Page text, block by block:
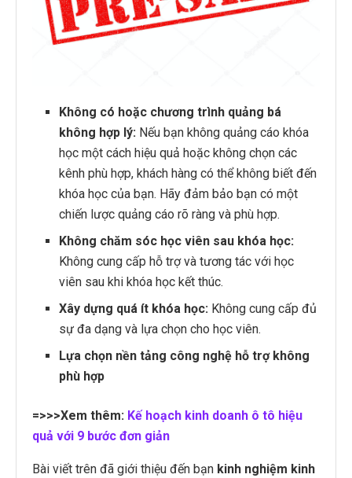
Không có hoặc chương trình quảng bá
không hợp lý: Nếu bạn không quảng cáo khóa
học một cách hiệu quả hoặc không chọn các
kênh phù hợp, khách hàng có thể không biết đến
khóa học của bạn. Hãy đảm bảo bạn có một
chiến lược quảng cáo rõ ràng và phù hợp.
Không chăm sóc học viên sau khóa học:
Không cung cấp hỗ trợ và tương tác với học
viên sau khi khóa học kết thúc.
Xây dựng quá ít khóa học: Không cung cấp đủ
sự đa dạng và lựa chọn cho học viên.
Lựa chọn nền tảng công nghệ hỗ trợ không
phù hợp
=>>>Xem thêm: Kế hoạch kinh doanh ô tô hiệu
quả với 9 bước đơn giản
Bài viết trên đã giới thiệu đến bạn kinh nghiệm kinh